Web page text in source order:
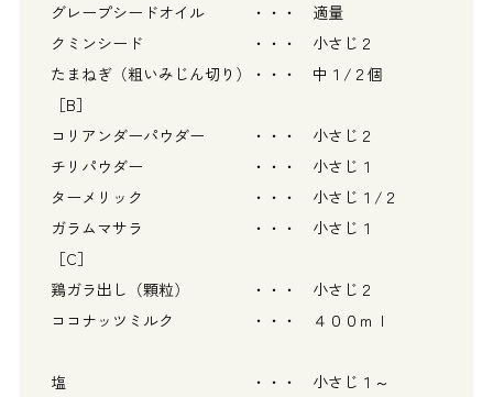
グレープシードオイル ・・・ 適量
クミンシード ・・・ 小さじ２
たまねぎ（粗いみじん切り）・・・ 中１/２個
［B］
コリアンダーパウダー ・・・ 小さじ２
チリパウダー ・・・ 小さじ１
ターメリック ・・・ 小さじ１/２
ガラムマサラ ・・・ 小さじ１
［C］
鶏ガラ出し（顆粒） ・・・ 小さじ２
ココナッツミルク ・・・ ４００ｍｌ
塩 ・・・ 小さじ１～